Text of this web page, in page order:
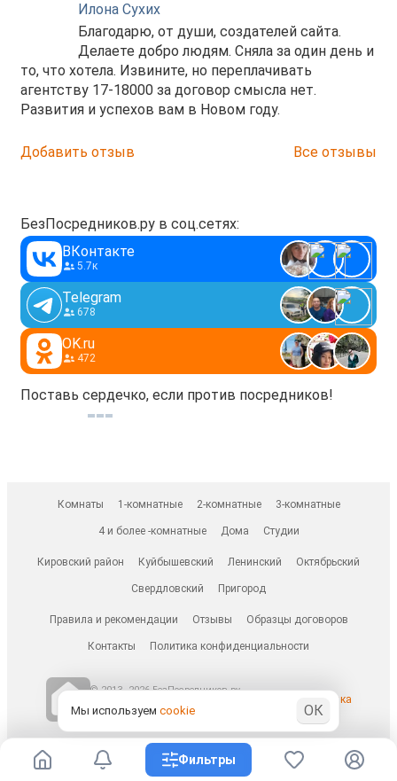
Илона Сухих
Благодарю, от души, создателей сайта.
Делаете добро людям. Сняла за один день и
то, что хотела. Извините, но переплачивать
агентству 17-18000 за договор смысла нет.
Развития и успехов вам в Новом году.
Добавить отзыв Все отзывы
БезПосредников.ру в соц.сетях:
ВКонтакте
5.7к
Telegram
678
OK.ru
472
Поставь сердечко, если против посредников!
Комнаты 1-комнатные 2-комнатные 3-комнатные
4 и более -комнатные Дома Студии
Кировский район Куйбышевский Ленинский Октябрьский
Свердловский Пригород
Правила и рекомендации Отзывы Образцы договоров
Контакты Политика конфиденциальности
© 2013–2026 БезПосредников.ру
БесПосредника.ру / besposrednika.ru
Фильтры
Мы используем cookie ОК